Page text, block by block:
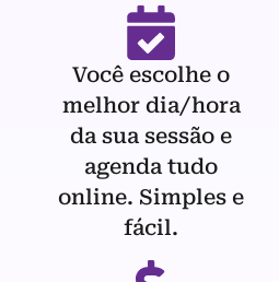
Você escolhe o
melhor dia/hora
da sua sessão e
agenda tudo
online. Simples e
fácil.